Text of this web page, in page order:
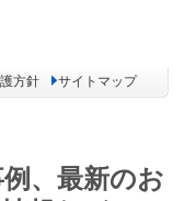
方針 サイトマップ
、最新のお